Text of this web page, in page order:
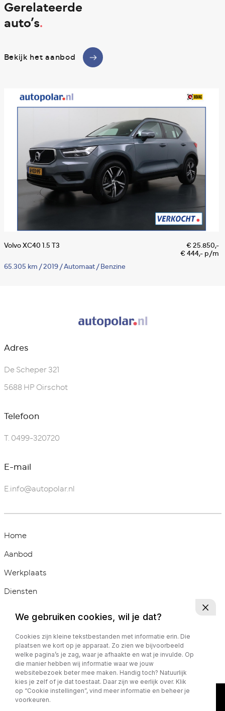
Gerelateerde
auto’s.
Bekijk het aanbod
Volvo XC40 1.5 T3
€ 25.850,-
€ 444,- p/m
65.305 km /2019 /Automaat /Benzine
Adres
De Scheper 321
5688 HP Oirschot
Telefoon
T. 0499-320720
E-mail
E.info@autopolar.nl
Home
Aanbod
Werkplaats
Diensten
We gebruiken cookies, wil je dat?
Cookies zijn kleine tekstbestanden met informatie erin. Die
plaatsen we kort op je apparaat. Zo zien we bijvoorbeeld
welke pagina’s je zag, waar je afhaakte en wat je invulde. Op
die manier hebben wij informatie waar we jouw
websitebezoek beter mee maken. Handig toch? Natuurlijk
kies je zelf of je dat toestaat. Daar zijn we eerlijk over. Klik
op “Cookie instellingen”, vind meer informatie en beheer je
voorkeuren.